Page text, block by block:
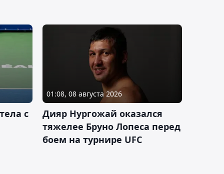
с
01:08, 08 августа 2026
Дияр Нургожай оказался
тяжелее Бруно Лопеса перед
боем на турнире UFC